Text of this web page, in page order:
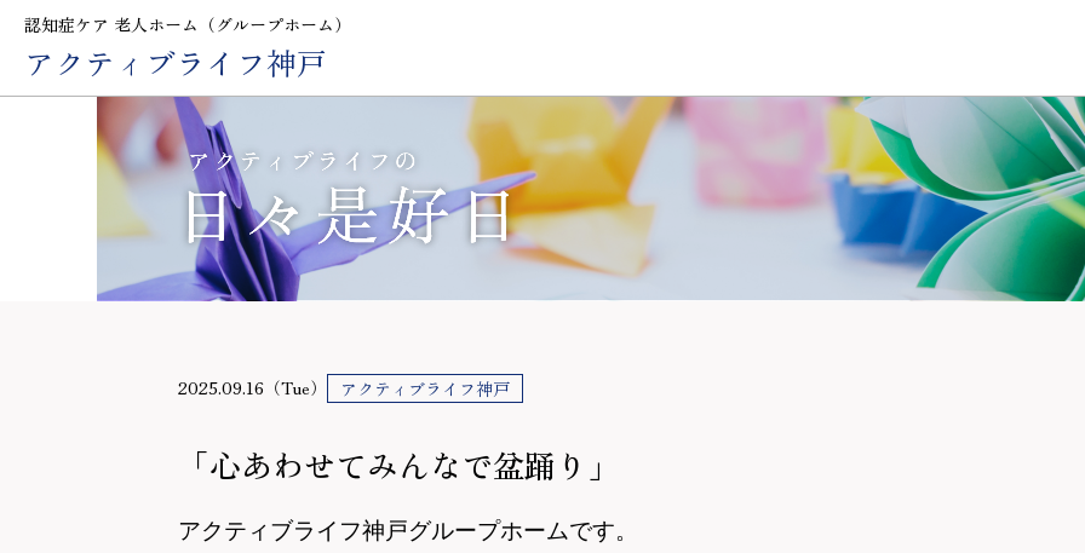
認知症ケア 老人ホーム（グループホーム）
アクティブライフ神戸
2025.09.16（Tue） アクティブライフ神戸
「心あわせてみんなで盆踊り」
アクティブライフ神戸グループホームです。